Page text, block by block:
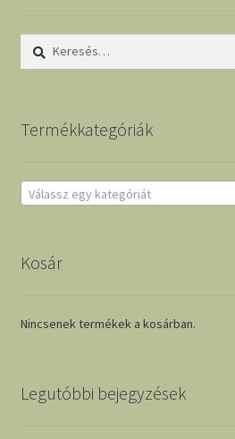
Keresés:
Termékkategóriák
Válassz egy kategóriát
Kosár
Nincsenek termékek a kosárban.
Legutóbbi bejegyzések